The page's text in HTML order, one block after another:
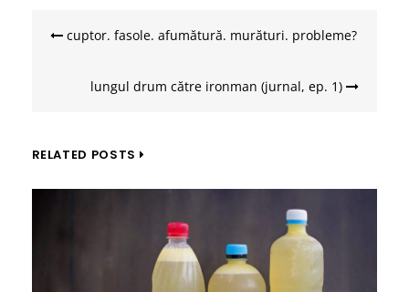
cuptor. fasole. afumătură. murături. probleme?
lungul drum către ironman (jurnal, ep. 1)
RELATED POSTS